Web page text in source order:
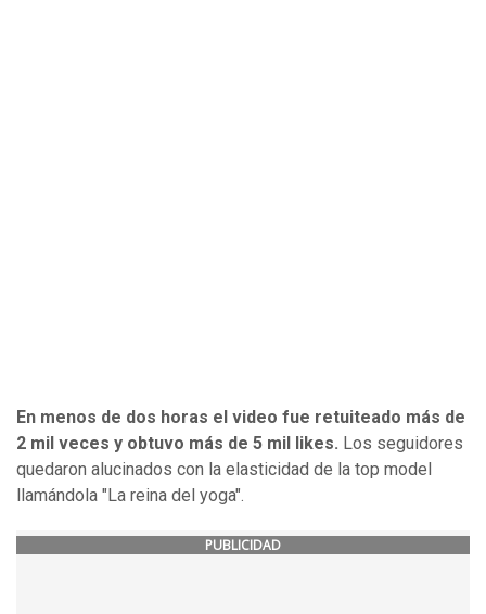
En menos de dos horas el video fue retuiteado más de
2 mil veces y obtuvo más de 5 mil likes. Los seguidores
quedaron alucinados con la elasticidad de la top model
llamándola "La reina del yoga".
PUBLICIDAD